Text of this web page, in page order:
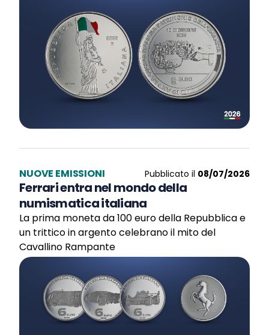
NUOVE EMISSIONI Pubblicato il 08/07/2026
Ferrari entra nel mondo della
numismatica italiana
La prima moneta da 100 euro della Repubblica e
un trittico in argento celebrano il mito del
Cavallino Rampante